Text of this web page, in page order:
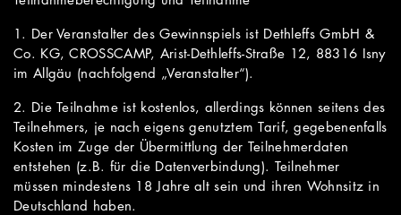
1. Der Veranstalter des Gewinnspiels ist Dethleffs GmbH &
Co. KG, CROSSCAMP, Arist-Dethleffs-Straße 12, 88316 Isny
im Allgäu (nachfolgend „Veranstalter“).
2. Die Teilnahme ist kostenlos, allerdings können seitens des
Teilnehmers, je nach eigens genutztem Tarif, gegebenenfalls
Kosten im Zuge der Übermittlung der Teilnehmerdaten
entstehen (z.B. für die Datenverbindung). Teilnehmer
müssen mindestens 18 Jahre alt sein und ihren Wohnsitz in
Deutschland haben.